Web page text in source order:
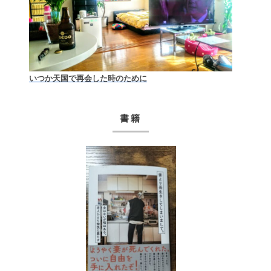
いつか天国で再会した時のために
書籍